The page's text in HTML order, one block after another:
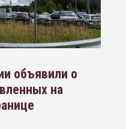
объявили о
на